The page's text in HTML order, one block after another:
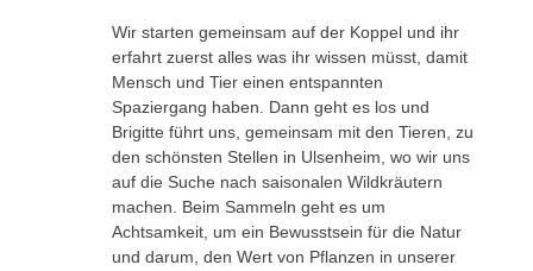
Wir starten gemeinsam auf der Koppel und ihr
erfahrt zuerst alles was ihr wissen müsst, damit
Mensch und Tier einen entspannten
Spaziergang haben. Dann geht es los und
Brigitte führt uns, gemeinsam mit den Tieren, zu
den schönsten Stellen in Ulsenheim, wo wir uns
auf die Suche nach saisonalen Wildkräutern
machen. Beim Sammeln geht es um
Achtsamkeit, um ein Bewusstsein für die Natur
und darum, den Wert von Pflanzen in unserer